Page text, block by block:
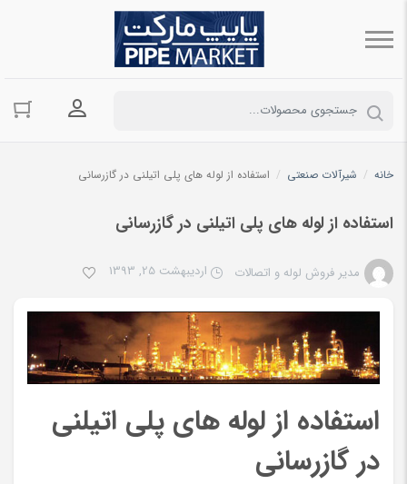
ورود به
خانه / شیرآلات صنعتی / استفاده از لوله های پلی اتیلنی در گازرسانی
استفاده از لوله های پلی اتیلنی در گازرسانی
مدیر فروش لوله و اتصالات اردیبهشت 25, 1393
استفاده از لوله های پلی اتیلنی
در گازرسانی